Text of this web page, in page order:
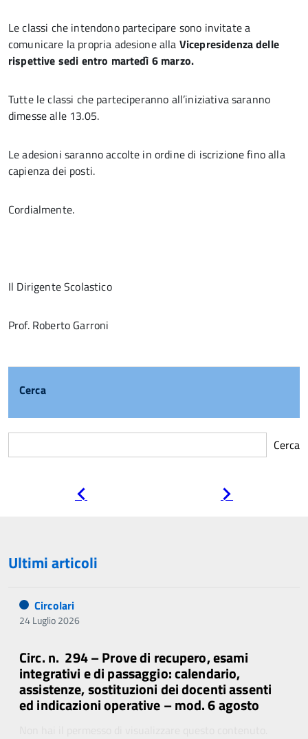
Le classi che intendono partecipare sono invitate a
comunicare la propria adesione alla Vicepresidenza delle
rispettive sedi entro martedì 6 marzo.
Tutte le classi che parteciperanno all’iniziativa saranno
dimesse alle 13.05.
Le adesioni saranno accolte in ordine di iscrizione fino alla
capienza dei posti.
Cordialmente.
Il Dirigente Scolastico
Prof. Roberto Garroni
Cerca
Cerca
Ultimi articoli
Circolari
24 Luglio 2026
Circ. n. 294 – Prove di recupero, esami
integrativi e di passaggio: calendario,
assistenze, sostituzioni dei docenti assenti
ed indicazioni operative – mod. 6 agosto